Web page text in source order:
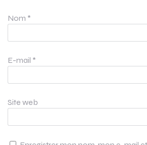
Nom *
E-mail *
Site web